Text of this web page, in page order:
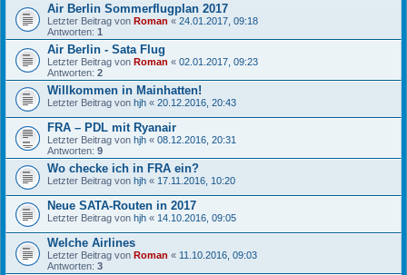
Air Berlin Sommerflugplan 2017
Letzter Beitrag von Roman « 24.01.2017, 09:18
Antworten: 1
Air Berlin - Sata Flug
Letzter Beitrag von Roman « 02.01.2017, 09:23
Antworten: 2
Willkommen in Mainhatten!
Letzter Beitrag von hjh « 20.12.2016, 20:43
FRA – PDL mit Ryanair
Letzter Beitrag von hjh « 08.12.2016, 20:31
Antworten: 9
Wo checke ich in FRA ein?
Letzter Beitrag von hjh « 17.11.2016, 10:20
Neue SATA-Routen in 2017
Letzter Beitrag von hjh « 14.10.2016, 09:05
Welche Airlines
Letzter Beitrag von Roman « 11.10.2016, 09:03
Antworten: 3